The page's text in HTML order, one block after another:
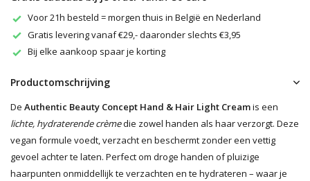
Voor 21h besteld = morgen thuis in België en Nederland
Gratis levering vanaf €29,- daaronder slechts €3,95
Bij elke aankoop spaar je korting
Productomschrijving
De Authentic Beauty Concept Hand & Hair Light Creamis een
lichte, hydraterende crèmedie zowel handen als haar verzorgt. Deze
vegan formule voedt, verzacht en beschermt zonder een vettig
gevoel achter te laten. Perfect om droge handen of pluizige
haarpunten onmiddellijk te verzachten en te hydrateren – waar je